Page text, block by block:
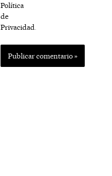
Política
de
Privacidad